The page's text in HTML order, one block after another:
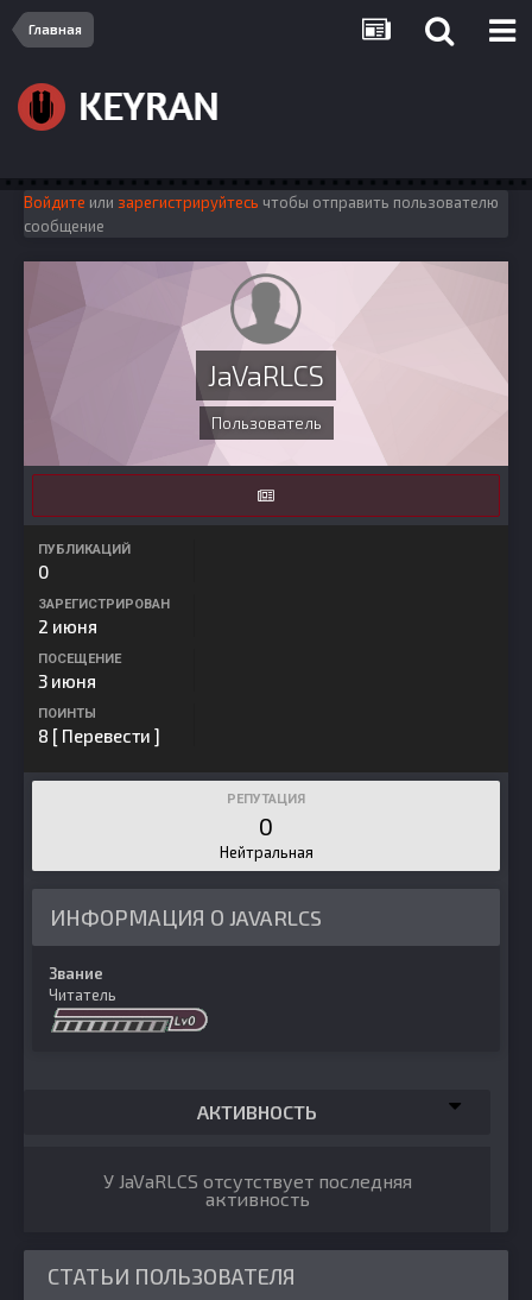
Главная
Войдите или зарегистрируйтесь чтобы отправить пользователю
сообщение
JaVaRLCS
Пользователь
ПУБЛИКАЦИЙ
0
ЗАРЕГИСТРИРОВАН
2 июня
ПОСЕЩЕНИЕ
3 июня
ПОИНТЫ
8 [ Перевести ]
РЕПУТАЦИЯ
0
Нейтральная
ИНФОРМАЦИЯ О JAVARLCS
Звание
Читатель
АКТИВНОСТЬ
У JaVaRLCS отсутствует последняя
активность
СТАТЬИ ПОЛЬЗОВАТЕЛЯ